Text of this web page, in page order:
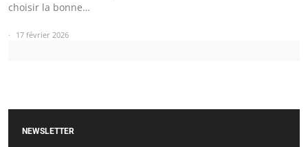
choisir la bonne…
17 février 2026
NEWSLETTER